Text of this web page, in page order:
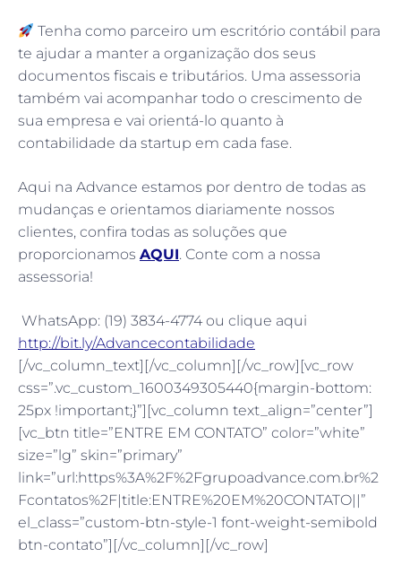
Tenha como parceiro um escritório contábil para
te ajudar a manter a organização dos seus
documentos fiscais e tributários. Uma assessoria
também vai acompanhar todo o crescimento de
sua empresa e vai orientá-lo quanto à
contabilidade da startup em cada fase.
Aqui na Advance estamos por dentro de todas as
mudanças e orientamos diariamente nossos
clientes, confira todas as soluções que
proporcionamos AQUI. Conte com a nossa
assessoria!
WhatsApp: (19) 3834-4774 ou clique aqui
http://bit.ly/Advancecontabilidade
[/vc_column_text][/vc_column][/vc_row][vc_row
css=”.vc_custom_1600349305440{margin-bottom:
25px !important;}”][vc_column text_align=”center”]
[vc_btn title=”ENTRE EM CONTATO” color=”white”
size=”lg” skin=”primary”
link=”url:https%3A%2F%2Fgrupoadvance.com.br%2
Fcontatos%2F|title:ENTRE%20EM%20CONTATO||”
el_class=”custom-btn-style-1 font-weight-semibold
btn-contato”][/vc_column][/vc_row]